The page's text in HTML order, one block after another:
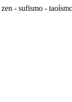
- sufismo -